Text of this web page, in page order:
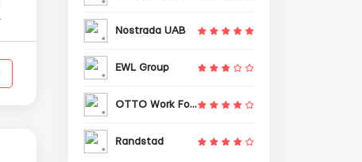
Nostrada UAB
EWL Group
OTTO Work Force
Randstad